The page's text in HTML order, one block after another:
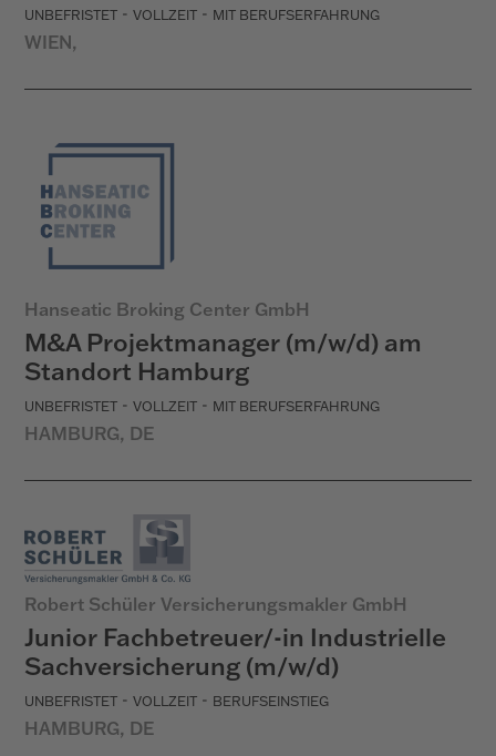
UNBEFRISTET -VOLLZEIT - MIT BERUFSERFAHRUNG
WIEN,
Hanseatic Broking Center GmbH
M&A Projektmanager (m/w/d) am
Standort Hamburg
UNBEFRISTET -VOLLZEIT - MIT BERUFSERFAHRUNG
HAMBURG, DE
Robert Schüler Versicherungsmakler GmbH
Junior Fachbetreuer/-in Industrielle
Sachversicherung (m/w/d)
UNBEFRISTET -VOLLZEIT - BERUFSEINSTIEG
HAMBURG, DE